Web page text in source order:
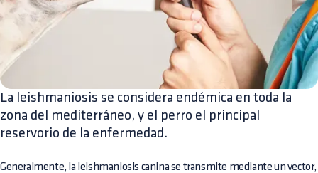
La leishmaniosis se considera endémica en toda la
zona del mediterráneo, y el perro el principal
reservorio de la enfermedad.
Generalmente, la leishmaniosis canina se transmite mediante un vector,